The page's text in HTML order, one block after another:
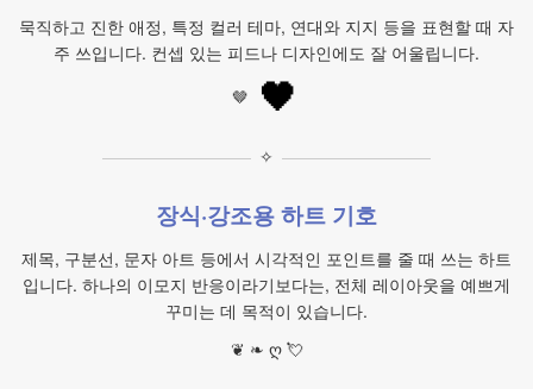
묵직하고 진한 애정, 특정 컬러 테마, 연대와 지지 등을 표현할 때 자
주 쓰입니다. 컨셉 있는 피드나 디자인에도 잘 어울립니다.
🤎 🖤
✧
장식·강조용 하트 기호
제목, 구분선, 문자 아트 등에서 시각적인 포인트를 줄 때 쓰는 하트
입니다. 하나의 이모지 반응이라기보다는, 전체 레이아웃을 예쁘게
꾸미는 데 목적이 있습니다.
❦ ❧ ღ 💘